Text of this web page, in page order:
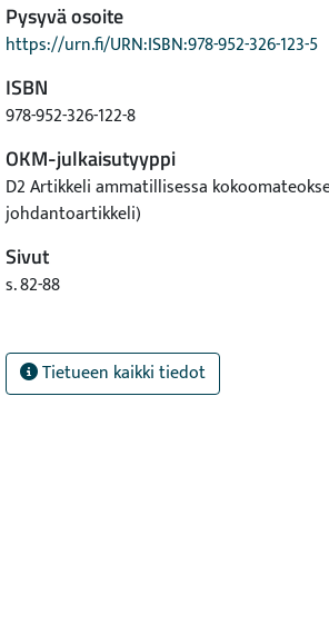
Pysyvä osoite
https://urn.fi/URN:ISBN:978-952-326-123-5
ISBN
978-952-326-122-8
OKM-julkaisutyyppi
D2 Artikkeli ammatillisessa
johdantoartikkeli)
Sivut
s. 82-88
Tietueen kaikki tiedot